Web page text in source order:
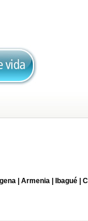
| Armenia | Ibagué |